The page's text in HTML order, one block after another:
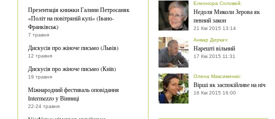
Презентація книжки Галини Петросаняк
«Політ на повітряній кулі» (Івано-
Франківськ)
7 травня
Дискусія про жіноче письмо (Львів)
12 травня
Дискусія про жіноче письмо (Київ)
19 травня
Міжнародний фестиваль оповідання
Intermezzo у Вінниці
22-24 травня
Елеонора Соловей:
Недоля Миколи Зерова як
певний закон
21 Кві 2015 13:14
Анвар Деркач:
Нарешті вільний
17 Кві 2015 11:31
Олена Максименко:
Вірші як заспокійливе на ніч
16 Кві 2015 16:00